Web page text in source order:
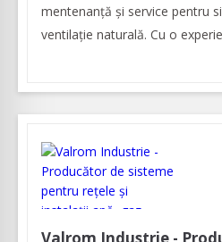
mentenanță și service pentru
ventilație naturală. Cu o